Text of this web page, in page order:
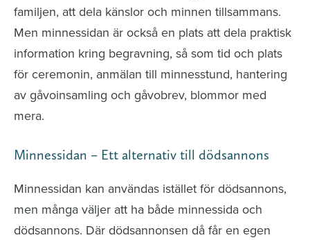
familjen, att dela känslor och minnen tillsammans.
Men minnessidan är också en plats att dela praktisk
information kring begravning, så som tid och plats
för ceremonin, anmälan till minnesstund, hantering
av gåvoinsamling och gåvobrev, blommor med
mera.
Minnessidan – Ett alternativ till dödsannons
Minnessidan kan användas istället för dödsannons,
men många väljer att ha både minnessida och
dödsannons. Där dödsannonsen då får en egen